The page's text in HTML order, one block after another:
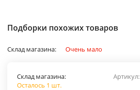
Подборки похожих товаров
Склад магазина: Очень мало
Артикул:
Склад магазина:
Осталось 1 шт.